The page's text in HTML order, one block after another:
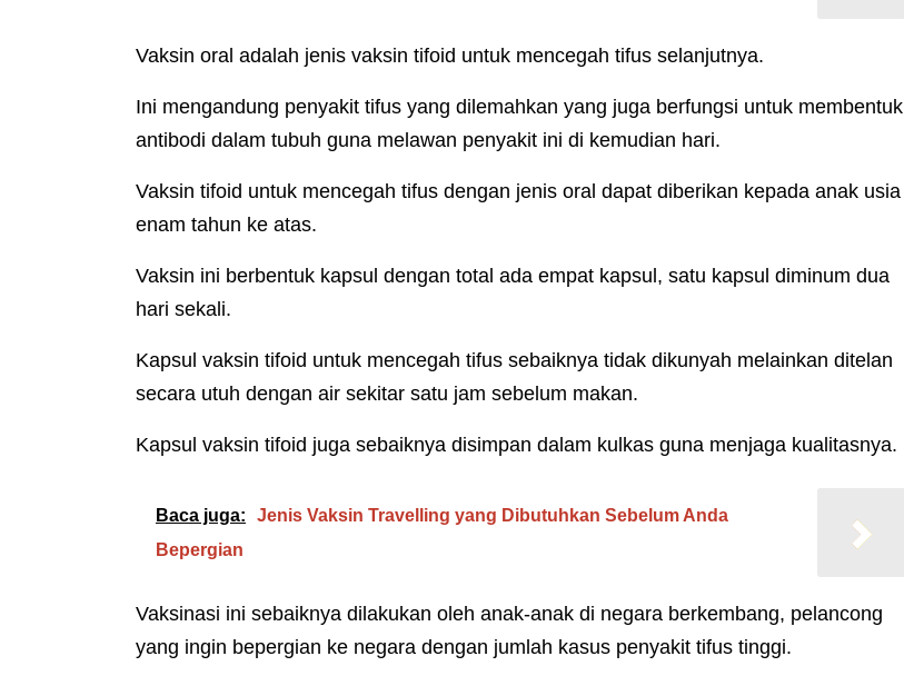
Vaksin oral adalah jenis vaksin tifoid untuk mencegah tifus selanjutnya.
Ini mengandung penyakit tifus yang dilemahkan yang juga berfungsi untuk membentuk
antibodi dalam tubuh guna melawan penyakit ini di kemudian hari.
Vaksin tifoid untuk mencegah tifus dengan jenis oral dapat diberikan kepada anak usia
enam tahun ke atas.
Vaksin ini berbentuk kapsul dengan total ada empat kapsul, satu kapsul diminum dua
hari sekali.
Kapsul vaksin tifoid untuk mencegah tifus sebaiknya tidak dikunyah melainkan ditelan
secara utuh dengan air sekitar satu jam sebelum makan.
Kapsul vaksin tifoid juga sebaiknya disimpan dalam kulkas guna menjaga kualitasnya.
Baca juga:
Jenis Vaksin Travelling yang Dibutuhkan Sebelum Anda
Bepergian
Vaksinasi ini sebaiknya dilakukan oleh anak-anak di negara berkembang, pelancong
yang ingin bepergian ke negara dengan jumlah kasus penyakit tifus tinggi.